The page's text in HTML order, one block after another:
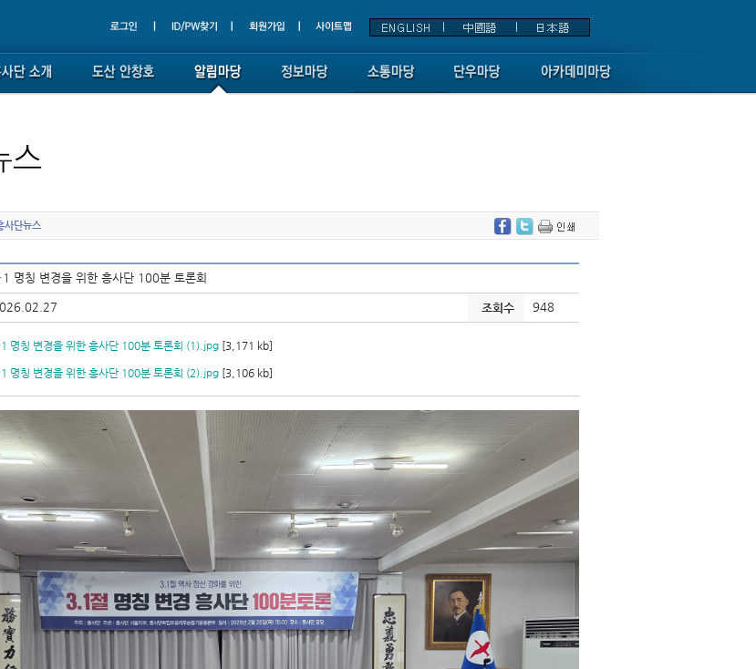
사단뉴스
명칭 변경을 위한 흥사단 100분 토론회
조회수 948
명칭 변경을 위한 흥사단 100분 토론회 (1).jpg[3,171 kb]
명칭 변경을 위한 흥사단 100분 토론회 (2).jpg[3,106 kb]